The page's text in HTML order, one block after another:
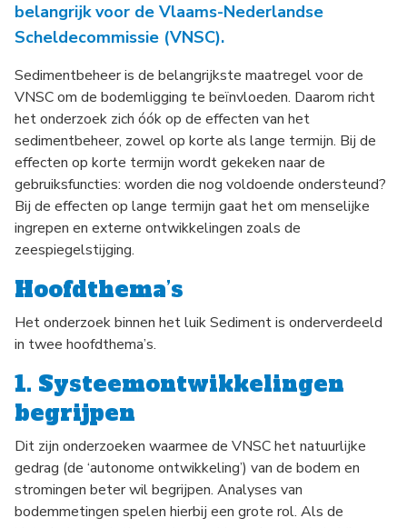
belangrijk voor de Vlaams-Nederlandse
Scheldecommissie (VNSC).
Sedimentbeheer is de belangrijkste maatregel voor de
VNSC om de bodemligging te beïnvloeden. Daarom richt
het onderzoek zich óók op de effecten van het
sedimentbeheer, zowel op korte als lange termijn. Bij de
effecten op korte termijn wordt gekeken naar de
gebruiksfuncties: worden die nog voldoende ondersteund?
Bij de effecten op lange termijn gaat het om menselijke
ingrepen en externe ontwikkelingen zoals de
zeespiegelstijging.
Hoofdthema’s
Het onderzoek binnen het luik Sediment is onderverdeeld
in twee hoofdthema’s.
1. Systeemontwikkelingen
begrijpen
Dit zijn onderzoeken waarmee de VNSC het natuurlijke
gedrag (de ‘autonome ontwikkeling’) van de bodem en
stromingen beter wil begrijpen. Analyses van
bodemmetingen spelen hierbij een grote rol. Als de